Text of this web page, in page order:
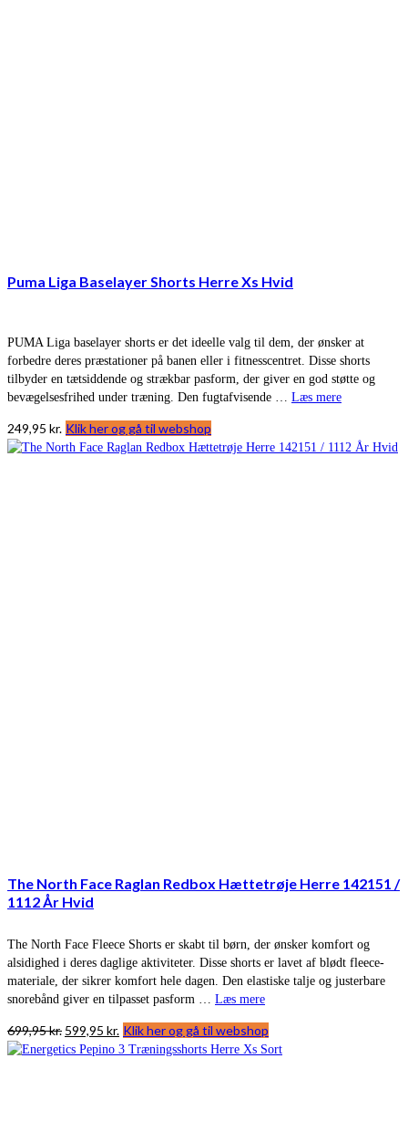
Puma Liga Baselayer Shorts Herre Xs Hvid
PUMA Liga baselayer shorts er det ideelle valg til dem, der ønsker at
forbedre deres præstationer på banen eller i fitnesscentret. Disse shorts
tilbyder en tætsiddende og strækbar pasform, der giver en god støtte og
bevægelsesfrihed under træning. Den fugtafvisende … Læs mere
249,95 kr. Klik her og gå til webshop
The North Face Raglan Redbox Hættetrøje Herre 142151 /
1112 År Hvid
The North Face Fleece Shorts er skabt til børn, der ønsker komfort og
alsidighed i deres daglige aktiviteter. Disse shorts er lavet af blødt fleece-
materiale, der sikrer komfort hele dagen. Den elastiske talje og justerbare
snorebånd giver en tilpasset pasform … Læs mere
699,95kr. Den
oprindelige
599,95 kr. Den
aktuelle
Klik her og gå til webshop